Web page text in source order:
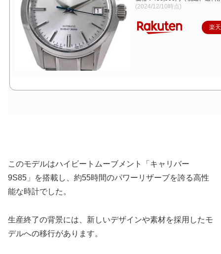
(2024/12/10時点)
楽
このモデルはハイビートムーブメント「キャリバー
9S85」を搭載し、約55時間のパワーリザーブを誇る高性
能な時計でした。
生産終了の背景には、新しいデザインや素材を採用したモ
デルへの移行があります。